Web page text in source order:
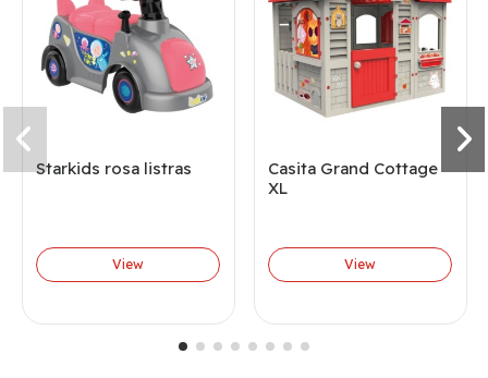
Starkids rosa listras
View
Casita Grand Cottage
XL
View